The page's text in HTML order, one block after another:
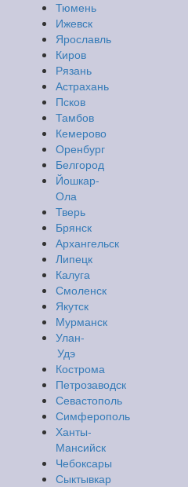
Тюмень
Ижевск
Ярославль
Киров
Рязань
Астрахань
Псков
Тамбов
Кемерово
Оренбург
Белгород
Йошкар-
Ола
Тверь
Брянск
Архангельск
Липецк
Калуга
Смоленск
Якутск
Мурманск
Улан-
Удэ
Кострома
Петрозаводск
Севастополь
Симферополь
Ханты-
Мансийск
Чебоксары
Сыктывкар